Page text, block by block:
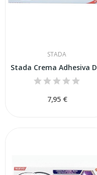
STADA
7,95 €